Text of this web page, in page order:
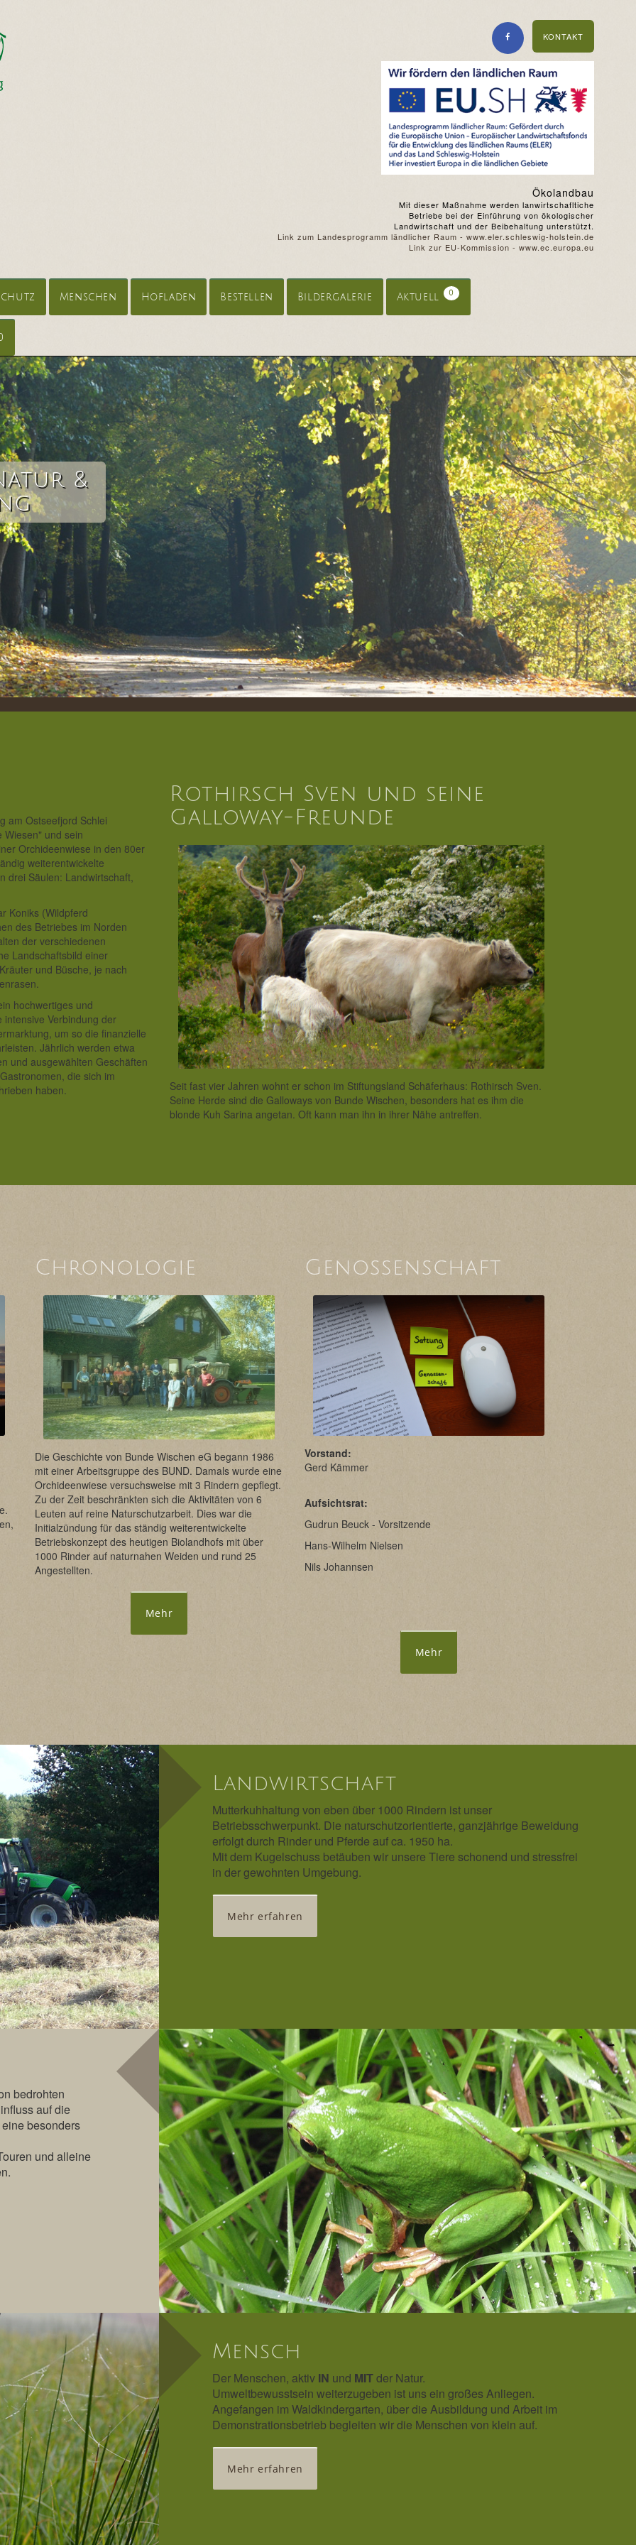
KONTAKT
Ökolandbau
Mit dieser Maßnahme werden lanwirtschafltiche
Betriebe bei der Einführung von ökologischer
Landwirtschaft und der Beibehaltung unterstützt.
Link zum Landesprogramm ländlicher Raum - www.eler.schleswig-holstein.de
Link zur EU-Kommission - www.ec.europa.eu
Menschen Hofladen Bestellen Bildergalerie Aktuell 0
&
am Ostseefjord Schlei
und sein
Orchideenwiese in den 80er
weiterentwickelte
drei Säulen: Landwirtschaft,
Koniks (Wildpferd
des Betriebes im Norden
der verschiedenen
Landschaftsbild einer
und Büsche, je nach
hochwertiges und
Verbindung der
um so die finanzielle
Jährlich werden etwa
und ausgewählten Geschäften
die sich im
haben.
Rothirsch Sven und seine
Galloway-Freunde
Seit fast vier Jahren wohnt er schon im Stiftungsland Schäferhaus: Rothirsch Sven.
Seine Herde sind die Galloways von Bunde Wischen, besonders hat es ihm die
blonde Kuh Sarina angetan. Oft kann man ihn in ihrer Nähe antreffen.
Chronologie
Die Geschichte von Bunde Wischen eG begann 1986
mit einer Arbeitsgruppe des BUND. Damals wurde eine
Orchideenwiese versuchsweise mit 3 Rindern gepflegt.
Zu der Zeit beschränkten sich die Aktivitäten von 6
Leuten auf reine Naturschutzarbeit. Dies war die
Initialzündung für das ständig weiterentwickelte
Betriebskonzept des heutigen Biolandhofs mit über
1000 Rinder auf naturnahen Weiden und rund 25
Angestellten.
Mehr
Genossenschaft
Vorstand:
Gerd Kämmer
Aufsichtsrat:
Gudrun Beuck - Vorsitzende
Hans-Wilhelm Nielsen
Nils Johannsen
Mehr
Landwirtschaft
Mutterkuhhaltung von eben über 1000 Rindern ist unser
Betriebsschwerpunkt. Die naturschutzorientierte, ganzjährige Beweidung
erfolgt durch Rinder und Pferde auf ca. 1950 ha.
Mit dem Kugelschuss betäuben wir unsere Tiere schonend und stressfrei
in der gewohnten Umgebung.
Mehr erfahren
bedrohten
auf die
besonders
und alleine
Mensch
Der Menschen, aktiv IN und MITder Natur.
Umweltbewusstsein weiterzugeben ist uns ein großes Anliegen.
Angefangen im Waldkindergarten, über die Ausbildung und Arbeit im
Demonstrationsbetrieb begleiten wir die Menschen von klein auf.
Mehr erfahren